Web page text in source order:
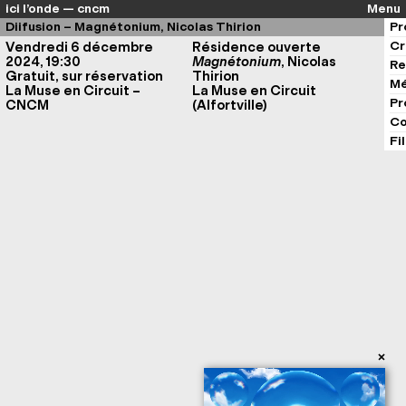
ici l’onde — cncm
Menu
Diifusion – Magnétonium, Nicolas Thirion
Vendredi 6 décembre
2024, 19:30
Gratuit, sur réservation
La Muse en Circuit –
CNCM
Résidence ouverte
Magnétonium, Nicolas
Thirion
La Muse en Circuit
(Alfortville)